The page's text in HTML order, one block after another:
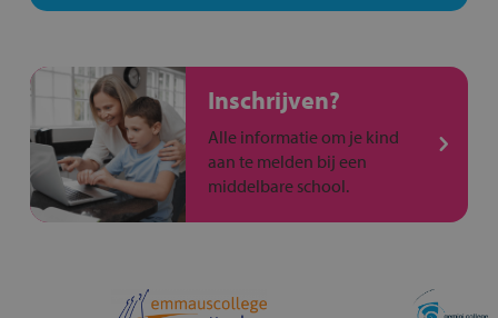
Inschrijven?
Alle informatie om je kind
aan te melden bij een
middelbare school.